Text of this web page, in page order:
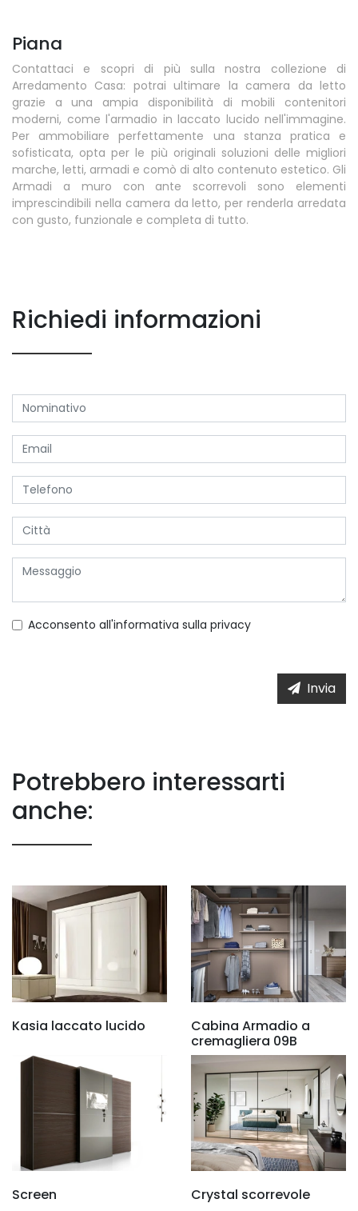
Piana
Contattaci e scopri di più sulla nostra collezione di
Arredamento Casa: potrai ultimare la camera da letto
grazie a una ampia disponibilità di mobili contenitori
moderni, come l'armadio in laccato lucido nell'immagine.
Per ammobiliare perfettamente una stanza pratica e
sofisticata, opta per le più originali soluzioni delle migliori
marche, letti, armadi e comò di alto contenuto estetico. Gli
Armadi a muro con ante scorrevoli sono elementi
imprescindibili nella camera da letto, per renderla arredata
con gusto, funzionale e completa di tutto.
Richiedi informazioni
Acconsento all'informativa sulla privacy
Invia
Potrebbero interessarti
anche:
Kasia laccato lucido
Cabina Armadio a
cremagliera 09B
Screen Crystal scorrevole